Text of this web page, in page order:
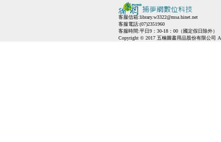
客服信箱:library.w3322@msa.hinet.net
客服電話:(07)2351960
客服時間:平日9：30-18：00（國定假日除外）
Copyright © 2017 五楠圖書用品股份有限公司